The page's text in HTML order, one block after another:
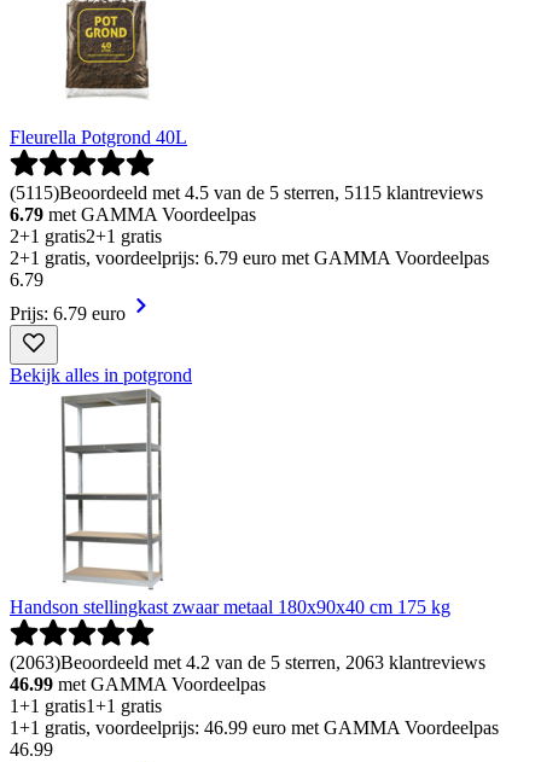
Fleurella Potgrond 40L
(5115)Beoordeeld met 4.5 van de 5 sterren, 5115 klantreviews
6.79 met GAMMA Voordeelpas
2+1 gratis2+1 gratis
2+1 gratis, voordeelprijs: 6.79 euro met GAMMA Voordeelpas
6.79
Prijs: 6.79 euro
Bekijk alles in potgrond
Handson stellingkast zwaar metaal 180x90x40 cm 175 kg
(2063)Beoordeeld met 4.2 van de 5 sterren, 2063 klantreviews
46.99 met GAMMA Voordeelpas
1+1 gratis1+1 gratis
1+1 gratis, voordeelprijs: 46.99 euro met GAMMA Voordeelpas
46.99